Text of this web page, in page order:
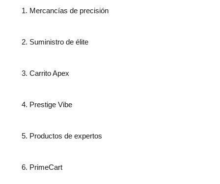
Mercancías de precisión
Suministro de élite
Carrito Apex
Prestige Vibe
Productos de expertos
PrimeCart